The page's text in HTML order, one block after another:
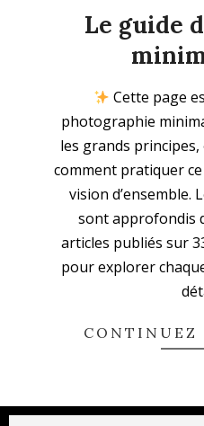
Le guide
28
Cette page
photographie
les grands
comment pratiquer
vision d’ensemble.
sont approfondis
articles publiés sur
pour explorer
CONTINUEZ